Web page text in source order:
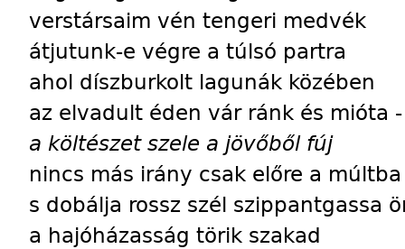
verstársaim vén tengeri medvék
átjutunk-e végre a túlsó partra
ahol díszburkolt lagunák közében
az elvadult éden vár ránk és mióta -
a költészet szele a jövőből fúj
nincs más irány csak előre a múltba
s dobálja rossz szél szippantgassa
a hajóházasság törik szakad